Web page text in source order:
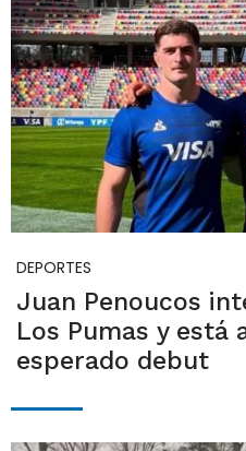
DEPORTES
Juan Penoucos
Los Pumas y está
esperado debut